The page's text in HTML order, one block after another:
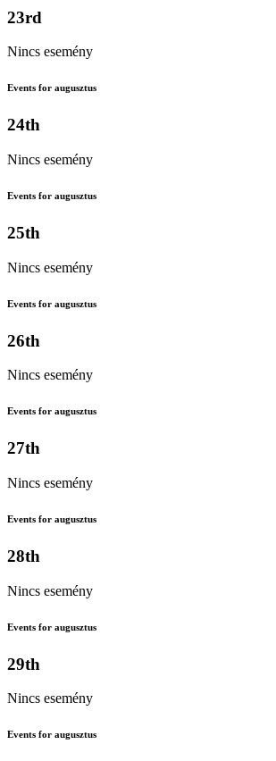
23rd
Nincs esemény
Events for augusztus
24th
Nincs esemény
Events for augusztus
25th
Nincs esemény
Events for augusztus
26th
Nincs esemény
Events for augusztus
27th
Nincs esemény
Events for augusztus
28th
Nincs esemény
Events for augusztus
29th
Nincs esemény
Events for augusztus